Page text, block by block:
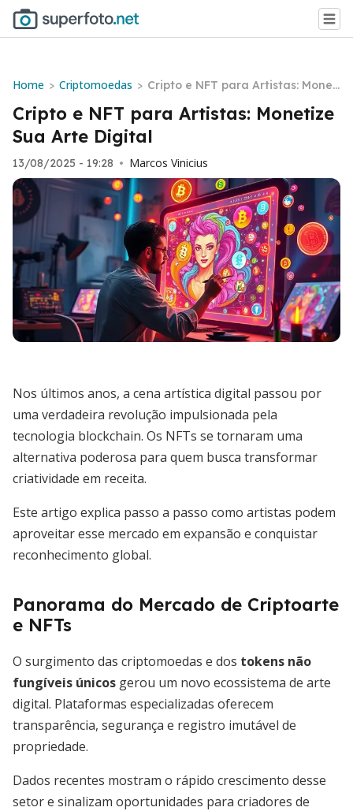
Home > Criptomoedas > Cripto e NFT para Artistas: Moneti
ze Sua Arte Digital
Cripto e NFT para Artistas: Monetize
Sua Arte Digital
13/08/2025 - 19:28 • Marcos Vinicius
Nos últimos anos, a cena artística digital passou por
uma verdadeira revolução impulsionada pela
tecnologia blockchain. Os NFTs se tornaram uma
alternativa poderosa para quem busca transformar
criatividade em receita.
Este artigo explica passo a passo como artistas podem
aproveitar esse mercado em expansão e conquistar
reconhecimento global.
Panorama do Mercado de Criptoarte
e NFTs
O surgimento das criptomoedas e dos tokens não
fungíveis únicos gerou um novo ecossistema de arte
digital. Plataformas especializadas oferecem
transparência, segurança e registro imutável de
propriedade.
Dados recentes mostram o rápido crescimento desse
setor e sinalizam oportunidades para criadores de